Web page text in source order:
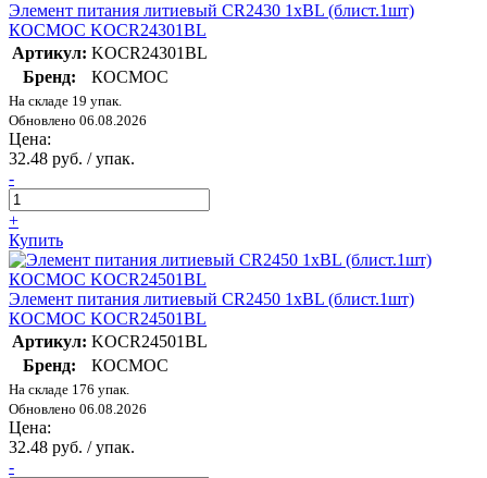
Элемент питания литиевый CR2430 1хBL (блист.1шт)
КОСМОС KOCR24301BL
Артикул: KOCR24301BL
Бренд:
КОСМОС
На складе 19 упак.
Обновлено 06.08.2026
Цена:
32.48 руб. / упак.
-
+
Купить
Элемент питания литиевый CR2450 1хBL (блист.1шт)
КОСМОС KOCR24501BL
Артикул: KOCR24501BL
Бренд:
КОСМОС
На складе 176 упак.
Обновлено 06.08.2026
Цена:
32.48 руб. / упак.
-